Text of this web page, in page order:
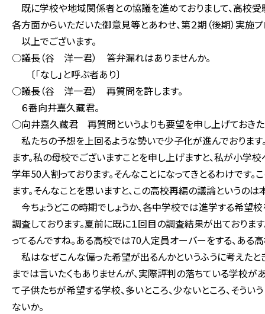
既に学校や地域関係者との協議を進めておりまして、高校
各方面からいただいた御意見等とあわせ、第２期（後期）実施
以上でございます。
○議長（谷 洋一君） 答弁漏れはありませんか。
〔「なし」と呼ぶ者あり〕
○議長（谷 洋一君） 再質問を許します。
６番向井嘉久藏君。
○向井嘉久藏君 再質問というよりも要望を申し上げておきた
私たちの予想を上回るような勢いで少子化が進んでおります
ます。私の母校でございますことを申し上げますと、私が小学
学年50人割っております。そんなことになってきとるわけです
ます。そんなことを思いますと、この高校再編の議論という
今ちょうどこの時期でしょうか、各中学校では進学する希望
調査しております。夏前に既に１回目の調査結果が出ておりま
ってるんですね。ある高校では70人定員オーバーをする、ある
私はなぜこんな偏った希望が出るんかというふうに考えたと
までは言いたくもありませんが、実際評判の落ちている学校が
て子供たちが希望する学校、多いところ、少ないところ、そう
ないか。